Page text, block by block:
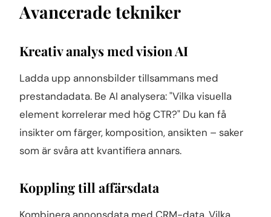
Avancerade tekniker
Kreativ analys med vision AI
Ladda upp annonsbilder tillsammans med
prestandadata. Be AI analysera: "Vilka visuella
element korrelerar med hög CTR?" Du kan få
insikter om färger, komposition, ansikten – saker
som är svåra att kvantifiera annars.
Koppling till affärsdata